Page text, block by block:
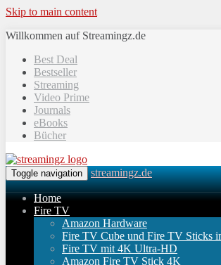
Skip to main content
Willkommen auf Streamingz.de
Best Deal
Bestseller
Streaming
Video Prime
Journals
eBooks
Bücher
Toggle navigation streamingz.de
Home
Fire TV
Amazon Hardware
Fire TV Cube und Fire TV Sticks
Fire TV mit 4K Ultra-HD
Amazon Fire TV Stick 4K